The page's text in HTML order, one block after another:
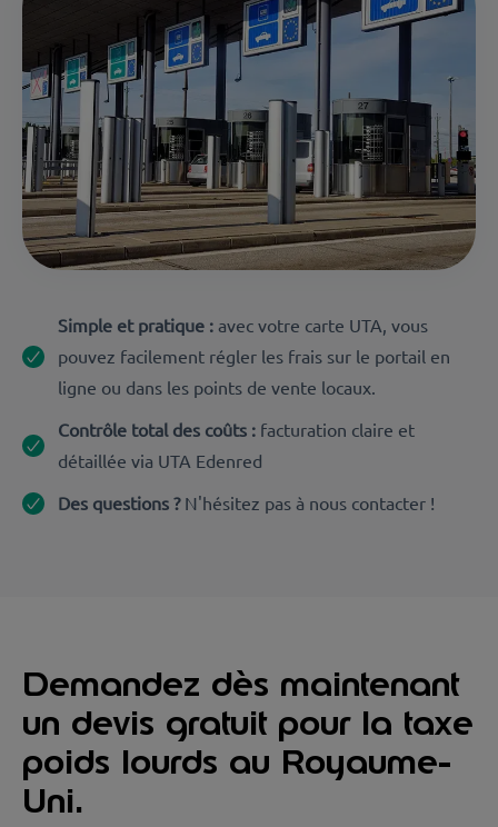
Simple et pratique : avec votre carte UTA, vous
pouvez facilement régler les frais sur le portail en
ligne ou dans les points de vente locaux.
Contrôle total des coûts : facturation claire et
détaillée via UTA Edenred
Des questions ? N'hésitez pas à nous contacter !
Demandez dès maintenant
un devis gratuit pour la taxe
poids lourds au Royaume-
Uni.